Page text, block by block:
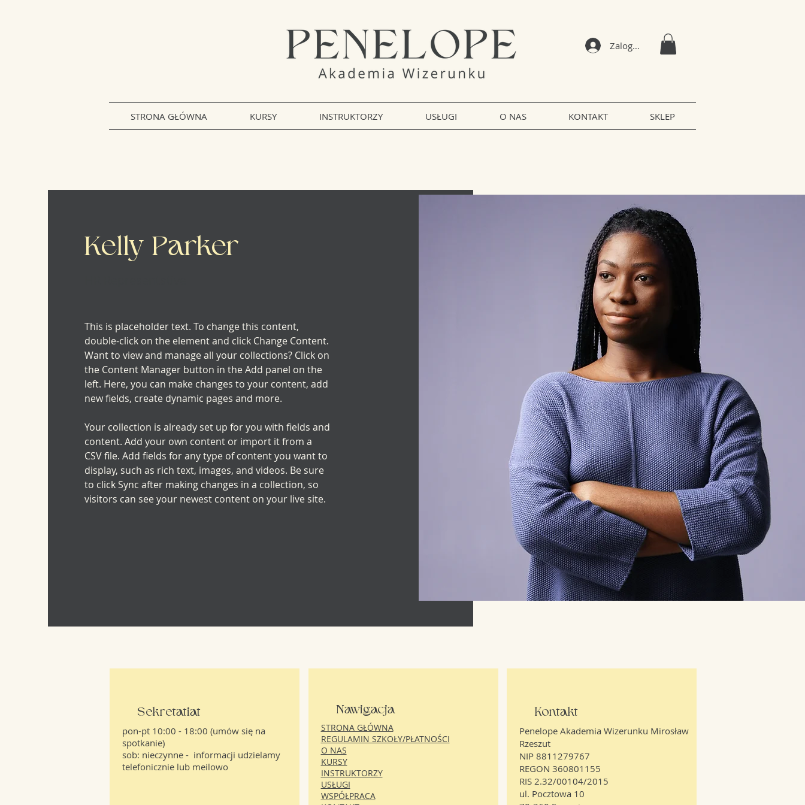
Zaloguj się
STRONA GŁÓWNA KURSY INSTRUKTORZY USŁUGI O NAS KONTAKT SKLEP
Kelly Parker
This is placeholder text. To change this content,
double-click on the element and click Change Content.
Want to view and manage all your collections? Click on
the Content Manager button in the Add panel on the
left. Here, you can make changes to your content, add
new fields, create dynamic pages and more.
Your collection is already set up for you with fields and
content. Add your own content or import it from a
CSV file. Add fields for any type of content you want to
display, such as rich text, images, and videos. Be sure
to click Sync after making changes in a collection, so
visitors can see your newest content on your live site.
Sekretatiat
pon-pt 10:00 - 18:00 (umów się na
spotkanie)
sob: nieczynne - informacji udzielamy
telefonicznie lub meilowo
Nawigacja
STRONA GŁÓWNA
REGULAMIN SZKOŁY/PŁATNOŚCI
O NAS
KURSY
INSTRUKTORZY
USŁUGI
WSPÓŁPRACA
Kontakt
Penelope Akademia Wizerunku Mirosław
Rzeszut
NIP 8811279767
REGON 360801155
RIS 2.32/00104/2015
ul. Pocztowa 10